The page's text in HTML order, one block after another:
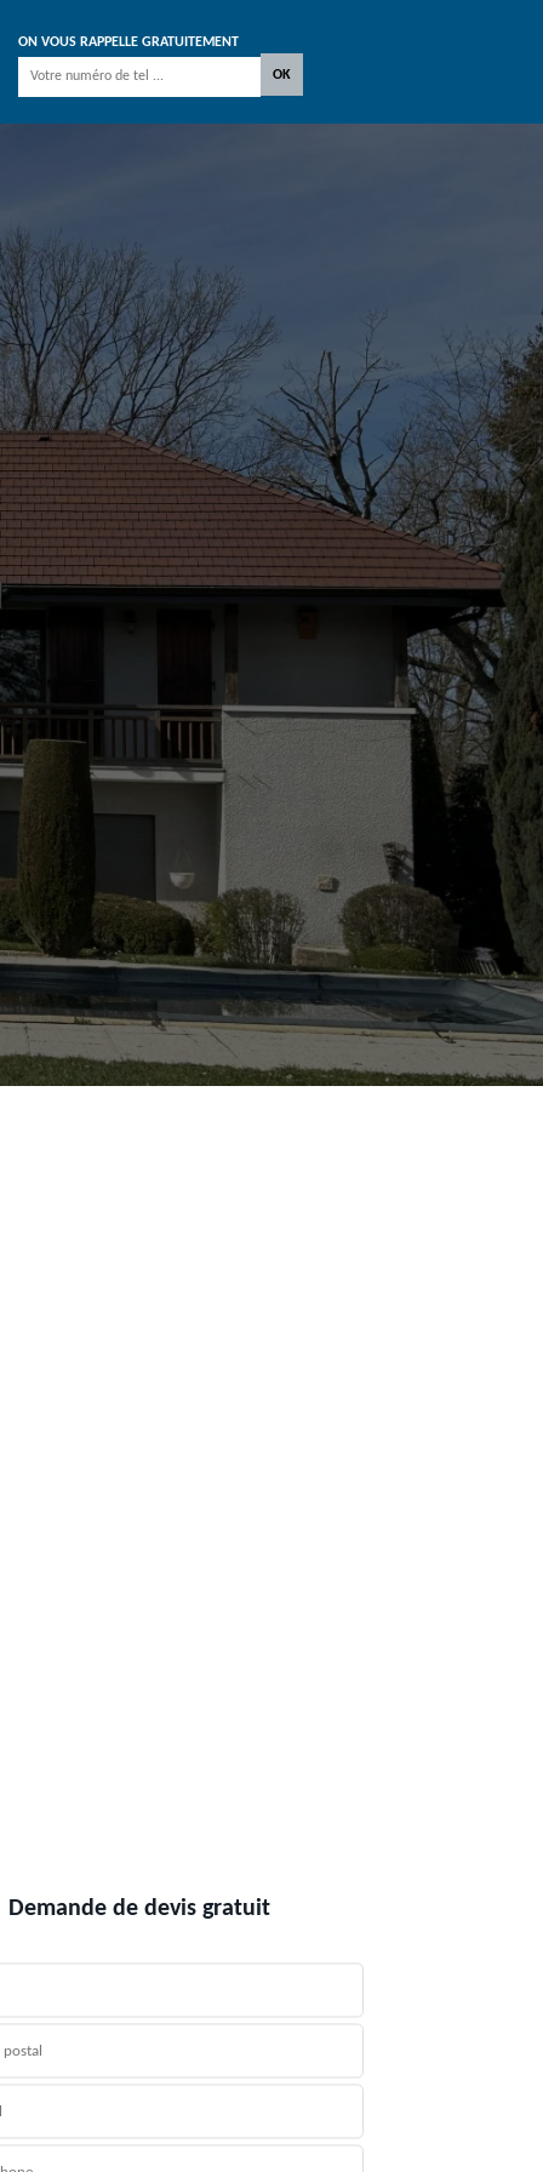
ON VOUS RAPPELLE GRATUITEMENT
Demande de devis gratuit